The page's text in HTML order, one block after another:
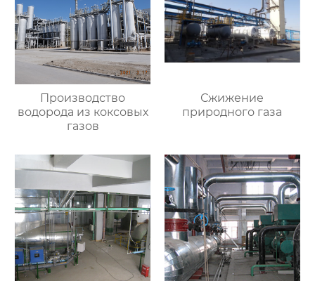
Производство
водорода из коксовых
газов
Сжижение
природного газа